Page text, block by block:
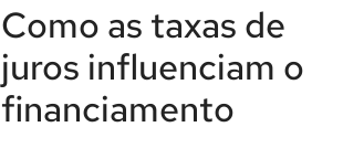
Como as taxas de
juros influenciam o
financiamento